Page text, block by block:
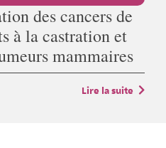
des cancers de
à la castration et
mammaires
Lire la suite